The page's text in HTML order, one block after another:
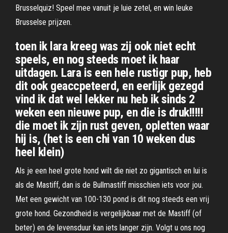
Brusselquiz! Speel mee vanuit je luie zetel, en win leuke
Brusselse prijzen.
toen ik lara kreeg was zij ook niet echt
speels, en nog steeds moet ik haar
uitdagen. Lara is een hele rustigr pup, heb
dit ook geaccpeteerd, en eerlijk gezegd
vind ik dat wel lekker nu heb ik sinds 2
weken een nieuwe pup, en die is druk!!!!!
die moet ik zijn rust geven, opletten waar
hij is, (het is een chi van 10 weken dus
heel klein)
Als je een heel grote hond wilt die niet zo gigantisch en lui is
als de Mastiff, dan is de Bullmastiff misschien iets voor jou.
Met een gewicht van 100-130 pond is dit nog steeds een vrij
grote hond. Gezondheid is vergelijkbaar met de Mastiff (of
beter) en de levensduur kan iets langer zijn. Volgt u ons nog